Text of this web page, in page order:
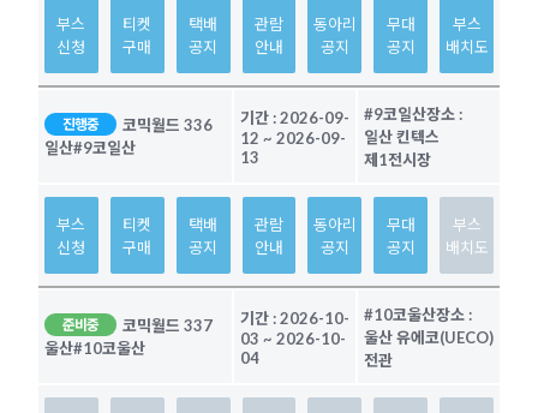
부스
신청
티켓
구매
택배
공지
관람
안내
동아리
공지
무대
공지
부스
배치도
진행중
코믹월드 336
일산#9코일산
기간 :2026-09-
12 ~ 2026-09-
13
#9코일산장소 :
일산 킨텍스
제1전시장
부스
신청
티켓
구매
택배
공지
관람
안내
동아리
공지
무대
공지
부스
배치도
준비중
코믹월드 337
울산#10코울산
기간 :2026-10-
03 ~ 2026-10-
04
#10코울산장소 :
울산 유에코(UECO)
전관